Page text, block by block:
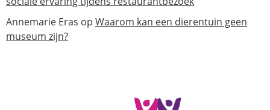
Annemarie Eras op Waarom kan een dierentuin geen
museum zijn?